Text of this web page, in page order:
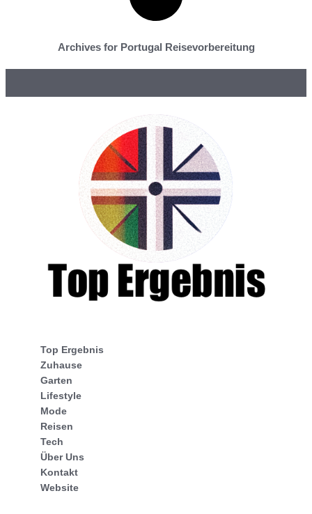
Archives for Portugal Reisevorbereitung
Top Ergebnis
Zuhause
Garten
Lifestyle
Mode
Reisen
Tech
Über Uns
Kontakt
Website